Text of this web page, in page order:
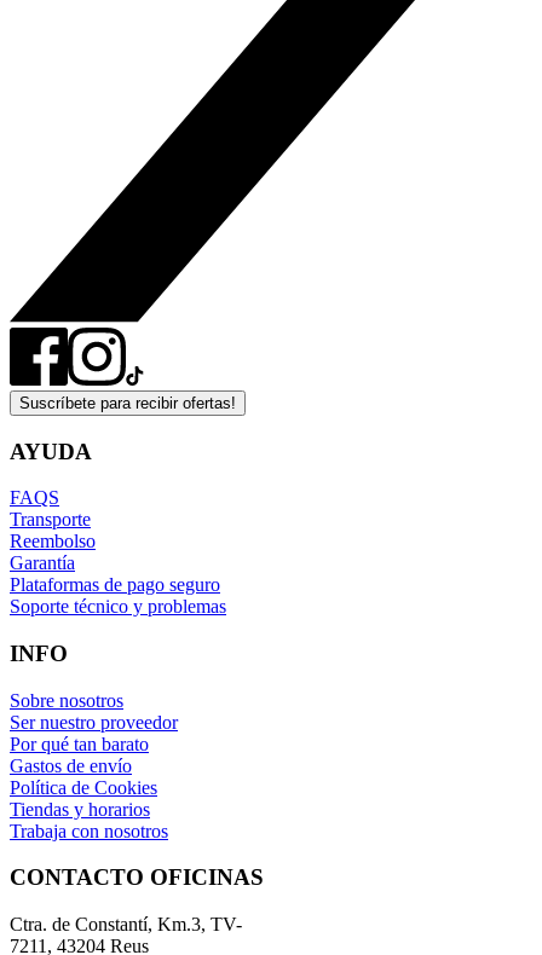
Suscríbete para recibir ofertas!
AYUDA
FAQS
Transporte
Reembolso
Garantía
Plataformas de pago seguro
Soporte técnico y problemas
INFO
Sobre nosotros
Ser nuestro proveedor
Por qué tan barato
Gastos de envío
Política de Cookies
Tiendas y horarios
Trabaja con nosotros
CONTACTO OFICINAS
Ctra. de Constantí, Km.3, TV-
7211, 43204 Reus